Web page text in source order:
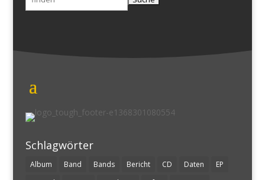
nach:
Schlagwörter
Album Band Bands Bericht CD Daten
EP